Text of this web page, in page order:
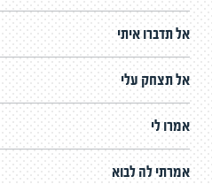
אל תדברו איתי
אל תצחק עלי
אמרו לי
אמרתי לה לבוא